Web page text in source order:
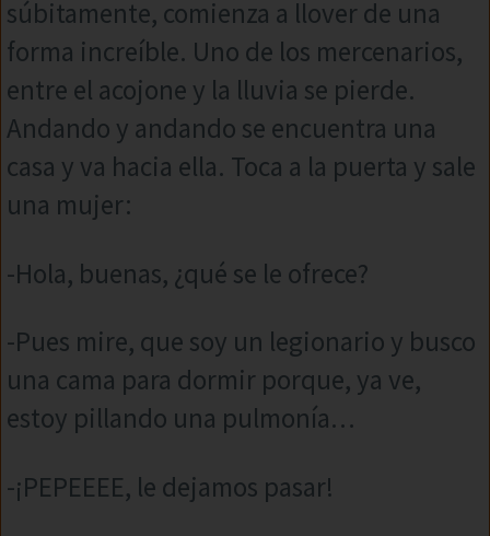
súbitamente, comienza a llover de una
forma increíble. Uno de los mercenarios,
entre el acojone y la lluvia se pierde.
Andando y andando se encuentra una
casa y va hacia ella. Toca a la puerta y sale
una mujer:
-Hola, buenas, ¿qué se le ofrece?
-Pues mire, que soy un legionario y busco
una cama para dormir porque, ya ve,
estoy pillando una pulmonía…
-¡PEPEEEE, le dejamos pasar!